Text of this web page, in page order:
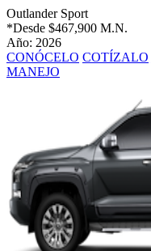
Outlander Sport
*Desde $467,900 M.N.
Año: 2026
CONÓCELO COTÍZALO
MANEJO